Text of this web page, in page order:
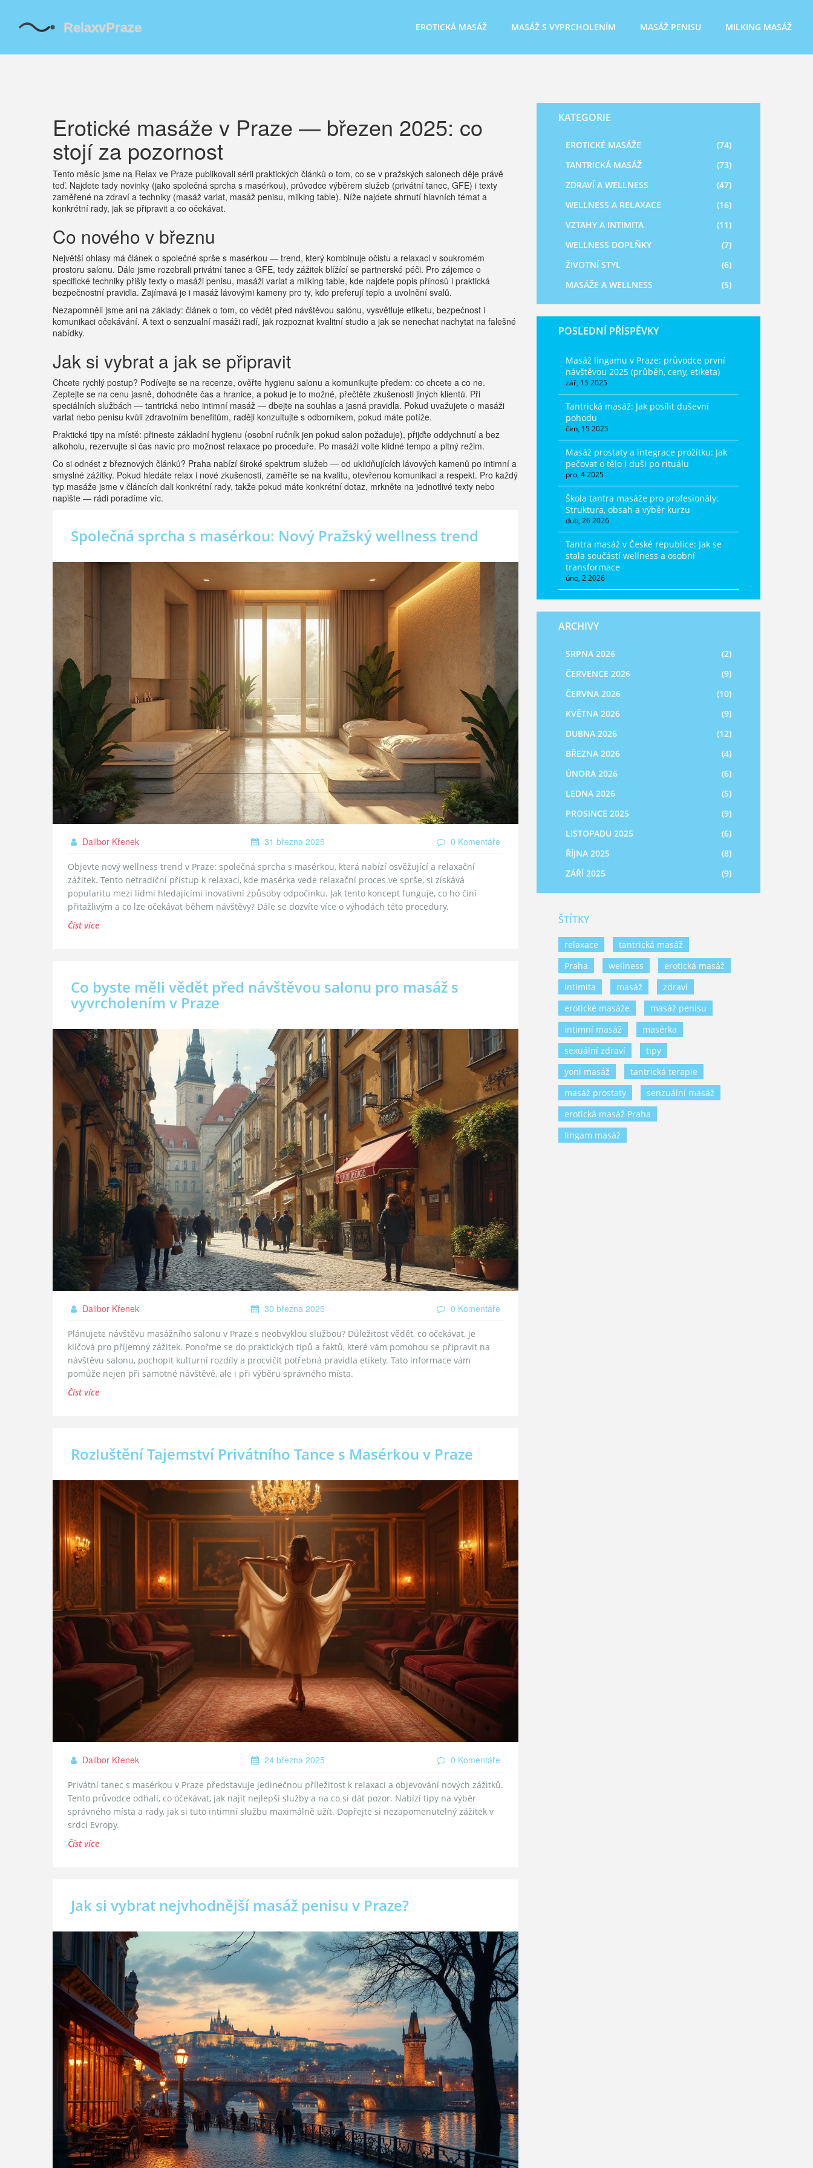
EROTICKÁ MASÁŽ MASÁŽ S VYPRCHOLENÍM MASÁŽ PENISU MILKING MASÁŽ
Erotické masáže v Praze — březen 2025: co
stojí za pozornost
Tento měsíc jsme na Relax ve Praze publikovali sérii praktických článků o tom, co se v pražských salonech děje právě
teď. Najdete tady novinky (jako společná sprcha s masérkou), průvodce výběrem služeb (privátní tanec, GFE) i texty
zaměřené na zdraví a techniky (masáž varlat, masáž penisu, milking table). Níže najdete shrnutí hlavních témat a
konkrétní rady, jak se připravit a co očekávat.
Co nového v březnu
Největší ohlasy má článek o společné sprše s masérkou — trend, který kombinuje očistu a relaxaci v soukromém
prostoru salonu. Dále jsme rozebrali privátní tanec a GFE, tedy zážitek blížící se partnerské péči. Pro zájemce o
specifické techniky přišly texty o masáži penisu, masáži varlat a milking table, kde najdete popis přínosů i praktická
bezpečnostní pravidla. Zajímavá je i masáž lávovými kameny pro ty, kdo preferují teplo a uvolnění svalů.
Nezapomněli jsme ani na základy: článek o tom, co vědět před návštěvou salónu, vysvětluje etiketu, bezpečnost i
komunikaci očekávání. A text o senzualní masáži radí, jak rozpoznat kvalitní studio a jak se nenechat nachytat na falešné
nabídky.
Jak si vybrat a jak se připravit
Chcete rychlý postup? Podívejte se na recenze, ověřte hygienu salonu a komunikujte předem: co chcete a co ne.
Zeptejte se na cenu jasně, dohodněte čas a hranice, a pokud je to možné, přečtěte zkušenosti jiných klientů. Při
speciálních službách — tantrická nebo intimní masáž — dbejte na souhlas a jasná pravidla. Pokud uvažujete o masáži
varlat nebo penisu kvůli zdravotním benefitům, raději konzultujte s odborníkem, pokud máte potíže.
Praktické tipy na místě: přineste základní hygienu (osobní ručník jen pokud salon požaduje), přijďte oddychnutí a bez
alkoholu, rezervujte si čas navíc pro možnost relaxace po proceduře. Po masáži volte klidné tempo a pitný režim.
Co si odnést z březnových článků? Praha nabízí široké spektrum služeb — od uklidňujících lávových kamenů po intimní a
smyslné zážitky. Pokud hledáte relax i nové zkušenosti, zaměřte se na kvalitu, otevřenou komunikaci a respekt. Pro každý
typ masáže jsme v článcích dali konkrétní rady, takže pokud máte konkrétní dotaz, mrkněte na jednotlivé texty nebo
napište — rádi poradíme víc.
Společná sprcha s masérkou: Nový Pražský wellness trend
Dalibor Křenek 31 března 2025 0 Komentáře
Objevte nový wellness trend v Praze: společná sprcha s masérkou, která nabízí osvěžující a relaxační
zážitek. Tento netradiční přístup k relaxaci, kde masérka vede relaxační proces ve sprše, si získává
popularitu mezi lidmi hledajícími inovativní způsoby odpočinku. Jak tento koncept funguje, co ho činí
přitažlivým a co lze očekávat během návštěvy? Dále se dozvíte více o výhodách této procedury.
Číst více
Co byste měli vědět před návštěvou salonu pro masáž s
vyvrcholením v Praze
Dalibor Křenek 30 března 2025 0 Komentáře
Plánujete návštěvu masážního salonu v Praze s neobvyklou službou? Důležitost vědět, co očekávat, je
klíčová pro příjemný zážitek. Ponořme se do praktických tipů a faktů, které vám pomohou se připravit na
návštěvu salonu, pochopit kulturní rozdíly a procvičit potřebná pravidla etikety. Tato informace vám
pomůže nejen při samotné návštěvě, ale i při výběru správného místa.
Číst více
Rozluštění Tajemství Privátního Tance s Masérkou v Praze
Dalibor Křenek 24 března 2025 0 Komentáře
Privátní tanec s masérkou v Praze představuje jedinečnou příležitost k relaxaci a objevování nových zážitků.
Tento průvodce odhalí, co očekávat, jak najít nejlepší služby a na co si dát pozor. Nabízí tipy na výběr
správného místa a rady, jak si tuto intimní službu maximálně užít. Dopřejte si nezapomenutelný zážitek v
srdci Evropy.
Číst více
Jak si vybrat nejvhodnější masáž penisu v Praze?
KATEGORIE
EROTICKÉ MASÁŽE
(74)
TANTRICKÁ MASÁŽ
(73)
ZDRAVÍ A WELLNESS
(47)
WELLNESS A RELAXACE
(16)
VZTAHY A INTIMITA
(11)
WELLNESS DOPLŇKY
(7)
ŽIVOTNÍ STYL
(6)
MASÁŽE A WELLNESS
(5)
POSLEDNÍ PŘÍSPĚVKY
Masáž lingamu v Praze: průvodce první
návštěvou 2025 (průběh, ceny, etiketa)
zář, 15 2025
Tantrická masáž: Jak posílit duševní
pohodu
čen, 15 2025
Masáž prostaty a integrace prožitku: Jak
pečovat o tělo i duši po rituálu
pro, 4 2025
Škola tantra masáže pro profesionály:
Struktura, obsah a výběr kurzu
dub, 26 2026
Tantra masáž v České republice: Jak se
stala součástí wellness a osobní
transformace
úno, 2 2026
ARCHIVY
SRPNA 2026
(2)
ČERVENCE 2026
(9)
ČERVNA 2026
(10)
KVĚTNA 2026
(9)
DUBNA 2026
(12)
BŘEZNA 2026
(4)
ÚNORA 2026
(6)
LEDNA 2026
(5)
PROSINCE 2025
(9)
LISTOPADU 2025
(6)
ŘÍJNA 2025
(8)
ZÁŘÍ 2025
(9)
ŠTÍTKY
relaxace
tantrická masáž
Praha
wellness
erotická masáž
intimita
masáž
zdraví
erotické masáže
masáž penisu
intimní masáž
masérka
sexuální zdraví
tipy
yoni masáž
tantrická terapie
masáž prostaty
senzuální masáž
erotická masáž Praha
lingam masáž